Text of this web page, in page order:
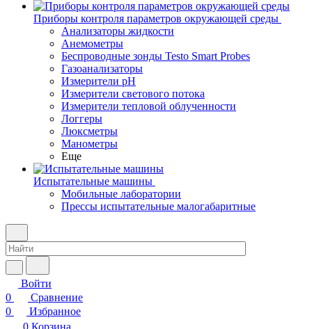
Приборы контроля параметров окружающей среды
Анализаторы жидкости
Анемометры
Беспроводные зонды Testo Smart Probes
Газоанализаторы
Измерители pH
Измерители светового потока
Измерители тепловой облученности
Логгеры
Люксметры
Манометры
Еще
Испытательные машины
Мобильные лаборатории
Прессы испытательные малогабаритные
Войти
0
Сравнение
0
Избранное
0 Корзина